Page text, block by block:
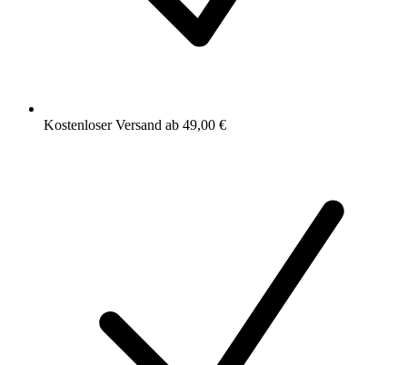
Kostenloser Versand ab 49,00 €